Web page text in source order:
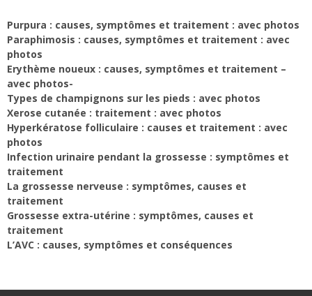
Purpura : causes, symptômes et traitement : avec photos
Paraphimosis : causes, symptômes et traitement : avec
photos
Erythème noueux : causes, symptômes et traitement –
avec photos-
Types de champignons sur les pieds : avec photos
Xerose cutanée : traitement : avec photos
Hyperkératose folliculaire : causes et traitement : avec
photos
Infection urinaire pendant la grossesse : symptômes et
traitement
La grossesse nerveuse : symptômes, causes et
traitement
Grossesse extra-utérine : symptômes, causes et
traitement
L’AVC : causes, symptômes et conséquences